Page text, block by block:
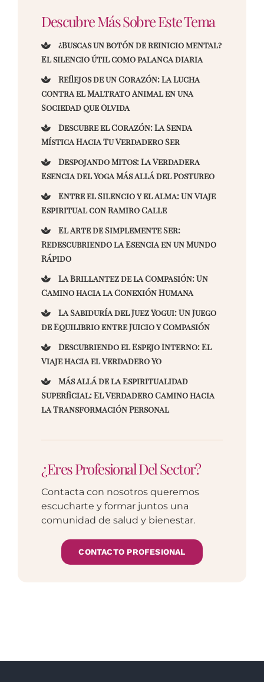
Descubre Más Sobre Este Tema
¿Buscas un botón de reinicio mental?
El silencio útil como palanca diaria
Reflejos de un Corazón: La Lucha
contra el Maltrato Animal en una
Sociedad que Olvida
Descubre el Corazón: La Senda
Mística Hacia Tu Verdadero Ser
Despojando Mitos: La Verdadera
Esencia del Yoga Más Allá del Postureo
Entre el Silencio y el Alma: Un Viaje
Espiritual con Ramiro Calle
El Arte de Simplemente Ser:
Redescubriendo la Esencia en un Mundo
Rápido
La Brillantez de la Compasión: Un
Camino hacia la Conexión Humana
La Sabiduría del Juez Yogui: Un Juego
de Equilibrio entre Juicio y Compasión
Descubriendo el Espejo Interno: El
Viaje hacia el Verdadero Yo
Más Allá de la Espiritualidad
Superficial: El Verdadero Camino hacia
la Transformación Personal
¿Eres Profesional Del Sector?
Contacta con nosotros queremos
escucharte y formar juntos una
comunidad de salud y bienestar.
CONTACTO PROFESIONAL